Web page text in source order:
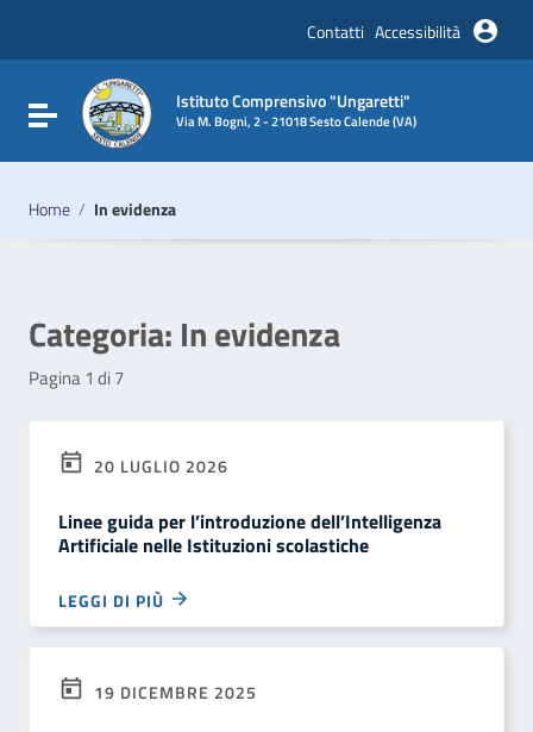
Vai al footer
Contatti Accessibilità
Attiva / disattiva la navigazione
Istituto Comprensivo "Ungaretti"
Via M. Bogni, 2 - 21018 Sesto Calende (VA)
Home / In evidenza
Categoria: In evidenza
Pagina 1 di 7
20 LUGLIO 2026
Linee guida per l’introduzione dell’Intelligenza
Artificiale nelle Istituzioni scolastiche
LEGGI DI PIÙ
19 DICEMBRE 2025